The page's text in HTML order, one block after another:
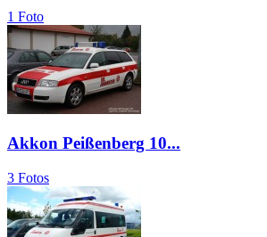
1 Foto
Akkon Peißenberg 10...
3 Fotos